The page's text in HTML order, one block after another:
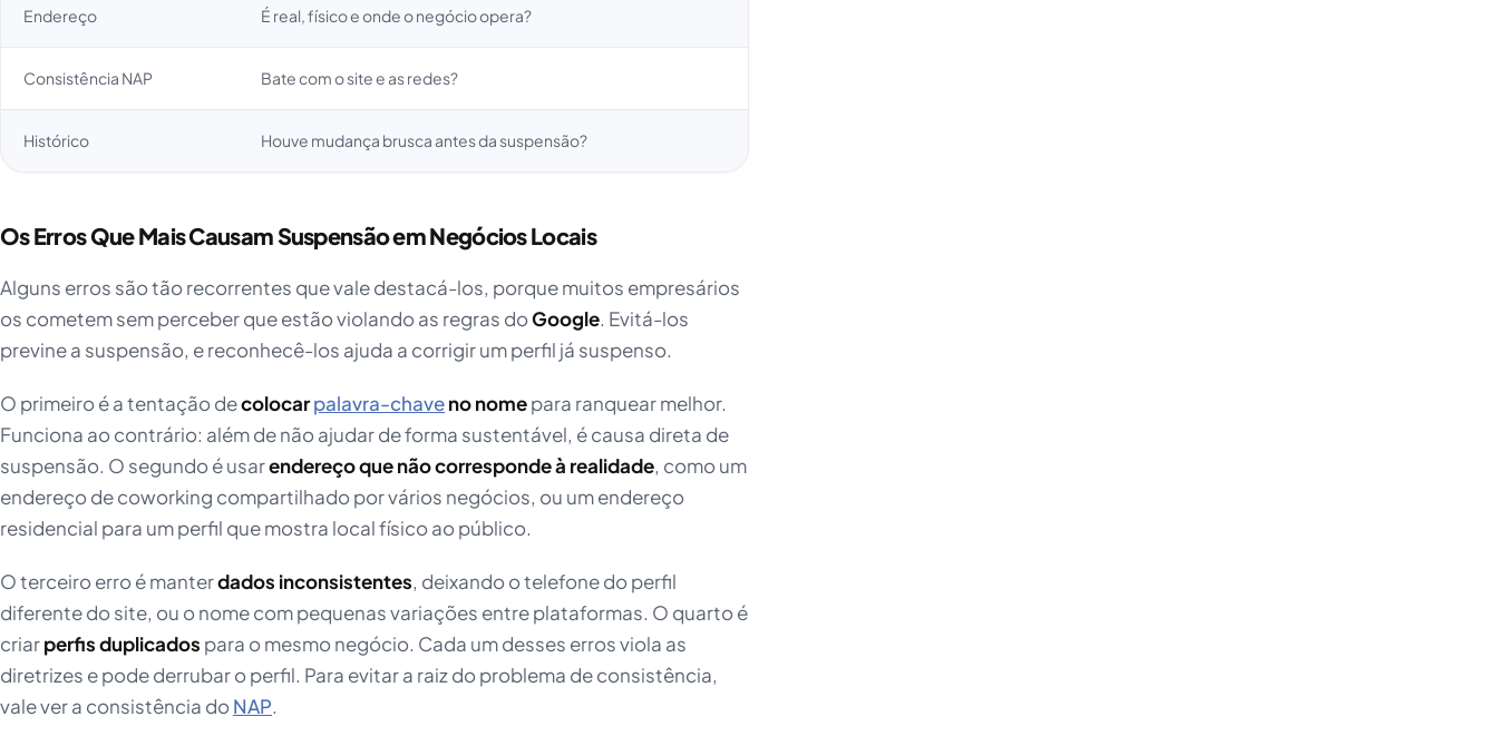
Endereço É real, físico e onde o negócio opera?
Consistência NAP Bate com o site e as redes?
Histórico Houve mudança brusca antes da suspensão?
Os Erros Que Mais Causam Suspensão em Negócios Locais
Alguns erros são tão recorrentes que vale destacá-los, porque muitos empresários
os cometem sem perceber que estão violando as regras doGoogle. Evitá-los
previne a suspensão, e reconhecê-los ajuda a corrigir um perfil já suspenso.
O primeiro é a tentação decolocarpalavra-chaveno nomepara ranquear melhor.
Funciona ao contrário: além de não ajudar de forma sustentável, é causa direta de
suspensão. O segundo é usarendereço que não corresponde à realidade, como um
endereço de coworking compartilhado por vários negócios, ou um endereço
residencial para um perfil que mostra local físico ao público.
O terceiro erro é manterdados inconsistentes, deixando o telefone do perfil
diferente do site, ou o nome com pequenas variações entre plataformas. O quarto é
criarperfis duplicados para o mesmo negócio. Cada um desses erros viola as
diretrizes e pode derrubar o perfil. Para evitar a raiz do problema de consistência,
vale ver a consistência doNAP.